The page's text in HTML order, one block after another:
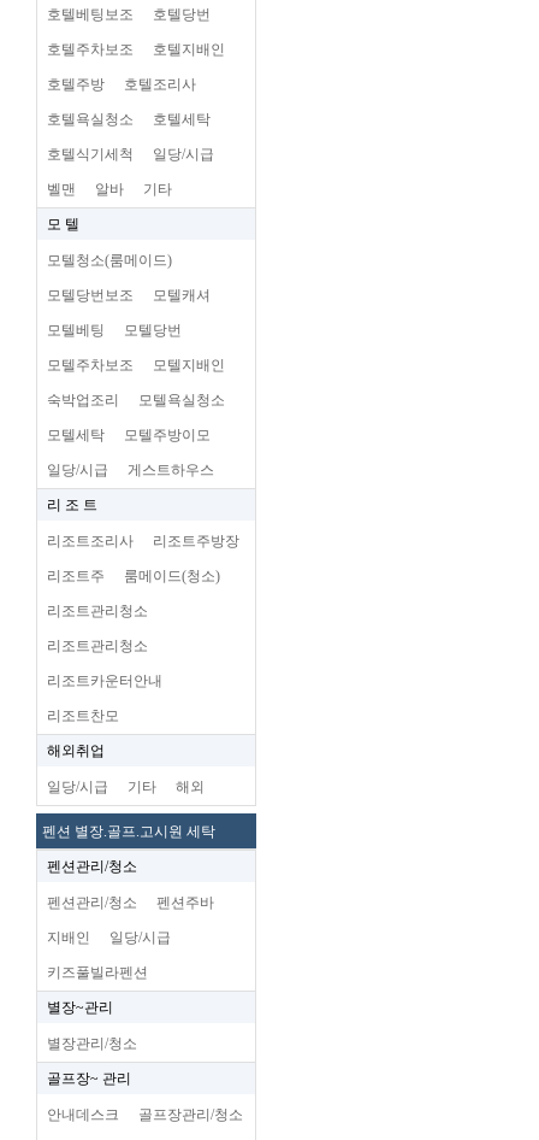
호텔베팅보조 호텔당번
호텔주차보조 호텔지배인
호텔주방 호텔조리사
호텔욕실청소 호텔세탁
호텔식기세척 일당/시급
벨맨 알바 기타
모 텔
모텔청소(룸메이드)
모텔당번보조 모텔캐셔
모텔베팅 모텔당번
모텔주차보조 모텔지배인
숙박업조리 모텔욕실청소
모텔세탁 모텔주방이모
일당/시급 게스트하우스
리 조 트
리조트조리사 리조트주방장
리조트주 룸메이드(청소)
리조트관리청소
리조트관리청소
리조트카운터안내
리조트찬모
해외취업
일당/시급 기타 해외
펜션 별장.골프.고시원 세탁
펜션관리/청소
펜션관리/청소 펜션주바
지배인 일당/시급
키즈풀빌라펜션
별장~관리
별장관리/청소
골프장~ 관리
안내데스크 골프장관리/청소